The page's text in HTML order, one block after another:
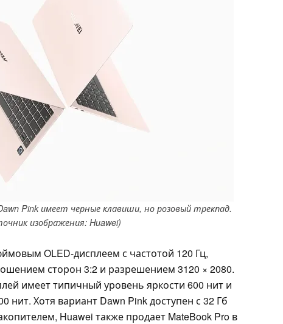
Pink имеет черные клавиши, но розовый трекпад.
изображения: Huawei)
OLED-дисплеем с частотой 120 Гц,
сторон 3:2 и разрешением 3120 × 2080.
имеет типичный уровень яркости 600 нит и
нит. Хотя вариант Dawn Pink доступен с 32 Гб
Huawei также продает MateBook Pro в